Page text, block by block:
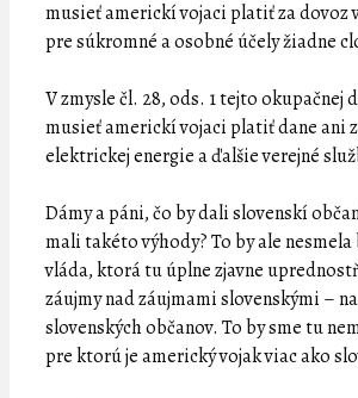
musieť americkí vojaci platiť za dovoz
pre súkromné a osobné účely žiadne
V zmysle čl. 28, ods. 1 tejto okupačnej
musieť americkí vojaci platiť dane ani
elektrickej energie a ďalšie verejné
Dámy a páni, čo by dali slovenskí
mali takéto výhody? To by ale
vláda, ktorá tu úplne zjavne
záujmy nad záujmami slovenskými –
slovenských občanov. To by sme tu
pre ktorú je americký vojak viac ako